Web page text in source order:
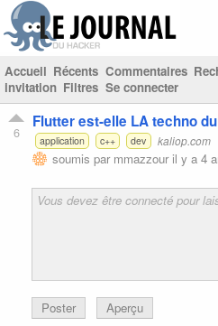
Accueil Récents Commentaires
invitation Filtres Se connecter
6
Flutter est-elle LA techno
application
c++ dev kaliop.com
soumis par mmazzouril y a 4
Poster Aperçu